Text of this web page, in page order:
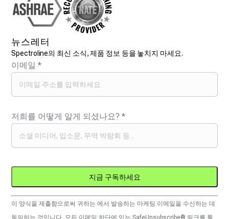
뉴스레터
Spectroline의 최신 소식, 제품 정보 등을 놓치지 마세요.
이메일*
저희를 어떻게 알게 되셨나요?*
Constant
Contact
이 양식을 제출함으로써 귀하는 에서 발송하는 마케팅 이메일을 수신하는 데
동의하는 것입니다. 모든 이메일 하단에 있는 SafeUnsubscribe® 링크를 통